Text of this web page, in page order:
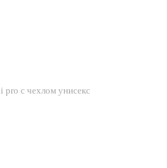
c чехлом унисекс